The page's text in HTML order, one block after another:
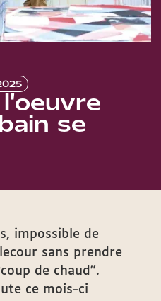
se
impossible de
sans prendre
de chaud”.
ce mois-ci